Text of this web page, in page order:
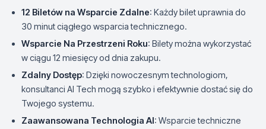
12 Biletów na Wsparcie Zdalne: Każdy bilet uprawnia do
30 minut ciągłego wsparcia technicznego.
Wsparcie Na Przestrzeni Roku: Bilety można wykorzystać
w ciągu 12 miesięcy od dnia zakupu.
Zdalny Dostęp: Dzięki nowoczesnym technologiom,
konsultanci AI Tech mogą szybko i efektywnie dostać się do
Twojego systemu.
Zaawansowana Technologia AI: Wsparcie techniczne